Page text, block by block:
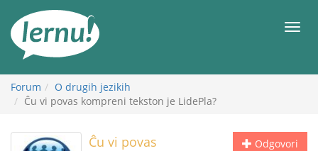
vsebini
Meni
Forum
O drugih jezikih
Ĉu vi povas kompreni tekston je LidePla?
Odgovori
Ĉu vi povas